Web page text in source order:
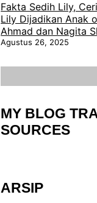
Fakta Sedih Lily,
Lily Dijadikan Anak
Ahmad dan Nagita
Agustus 26, 2025
MY BLOG
SOURCES
ARSIP